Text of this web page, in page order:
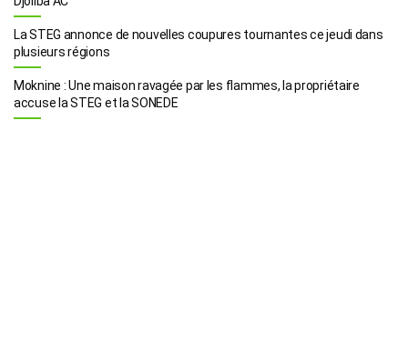
La STEG annonce de nouvelles coupures tournantes ce jeudi dans
plusieurs régions
Moknine : Une maison ravagée par les flammes, la propriétaire
accuse la STEG et la SONEDE